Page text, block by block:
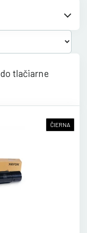
do tlačiarne
ČIERNA